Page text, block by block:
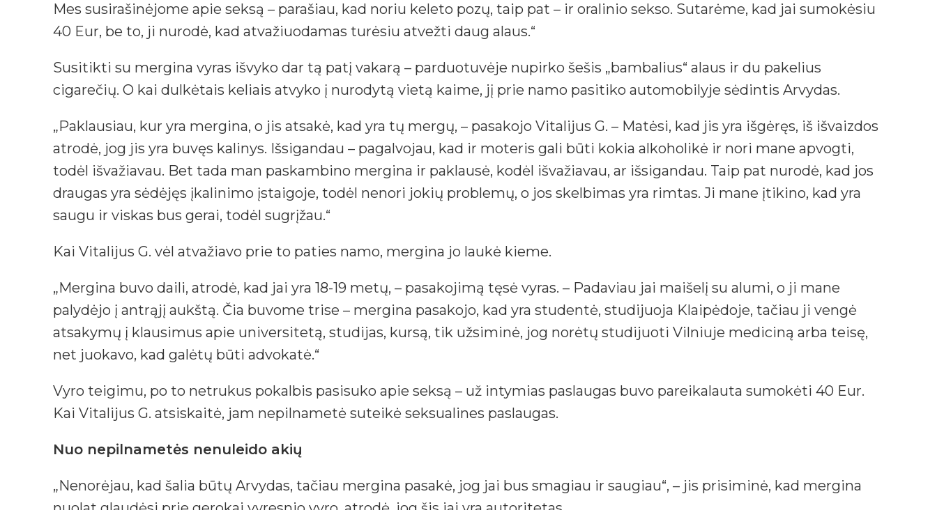
Mes susirašinėjome apie seksą – parašiau, kad noriu keleto pozų, taip pat – ir oralinio sekso. Sutarėme, kad jai sumokėsiu
40 Eur, be to, ji nurodė, kad atvažiuodamas turėsiu atvežti daug alaus.“
Susitikti su mergina vyras išvyko dar tą patį vakarą – parduotuvėje nupirko šešis „bambalius“ alaus ir du pakelius
cigarečių. O kai dulkėtais keliais atvyko į nurodytą vietą kaime, jį prie namo pasitiko automobilyje sėdintis Arvydas.
„Paklausiau, kur yra mergina, o jis atsakė, kad yra tų mergų, – pasakojo Vitalijus G. – Matėsi, kad jis yra išgėręs, iš išvaizdos
atrodė, jog jis yra buvęs kalinys. Išsigandau – pagalvojau, kad ir moteris gali būti kokia alkoholikė ir nori mane apvogti,
todėl išvažiavau. Bet tada man paskambino mergina ir paklausė, kodėl išvažiavau, ar išsigandau. Taip pat nurodė, kad jos
draugas yra sėdėjęs įkalinimo įstaigoje, todėl nenori jokių problemų, o jos skelbimas yra rimtas. Ji mane įtikino, kad yra
saugu ir viskas bus gerai, todėl sugrįžau.“
Kai Vitalijus G. vėl atvažiavo prie to paties namo, mergina jo laukė kieme.
„Mergina buvo daili, atrodė, kad jai yra 18-19 metų, – pasakojimą tęsė vyras. – Padaviau jai maišelį su alumi, o ji mane
palydėjo į antrąjį aukštą. Čia buvome trise – mergina pasakojo, kad yra studentė, studijuoja Klaipėdoje, tačiau ji vengė
atsakymų į klausimus apie universitetą, studijas, kursą, tik užsiminė, jog norėtų studijuoti Vilniuje mediciną arba teisę,
net juokavo, kad galėtų būti advokatė.“
Vyro teigimu, po to netrukus pokalbis pasisuko apie seksą – už intymias paslaugas buvo pareikalauta sumokėti 40 Eur.
Kai Vitalijus G. atsiskaitė, jam nepilnametė suteikė seksualines paslaugas.
Nuo nepilnametės nenuleido akių
„Nenorėjau, kad šalia būtų Arvydas, tačiau mergina pasakė, jog jai bus smagiau ir saugiau“, – jis prisiminė, kad mergina